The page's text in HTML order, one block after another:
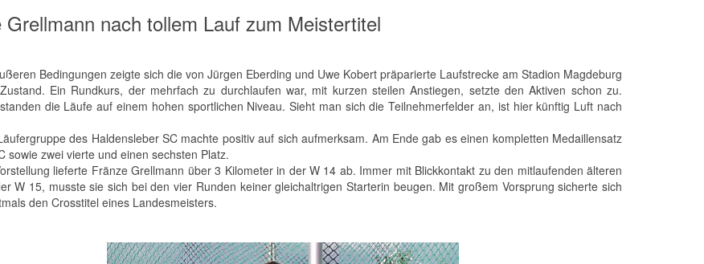
Grellmann nach tollem Lauf zum Meistertitel
Bedingungen zeigte sich die von Jürgen Eberding und Uwe Kobert präparierte Laufstrecke am Stadion Magdeburg
Ein Rundkurs, der mehrfach zu durchlaufen war, mit kurzen steilen Anstiegen, setzte den Aktiven schon zu.
die Läufe auf einem hohen sportlichen Niveau. Sieht man sich die Teilnehmerfelder an, ist hier künftig Luft nach
des Haldensleber SC machte positiv auf sich aufmerksam. Am Ende gab es einen kompletten Medaillensatz
sowie zwei vierte und einen sechsten Platz.
lieferte Fränze Grellmann über 3 Kilometer in der W 14 ab. Immer mit Blickkontakt zu den mitlaufenden älteren
W 15, musste sie sich bei den vier Runden keiner gleichaltrigen Starterin beugen. Mit großem Vorsprung sicherte sich
den Crosstitel eines Landesmeisters.